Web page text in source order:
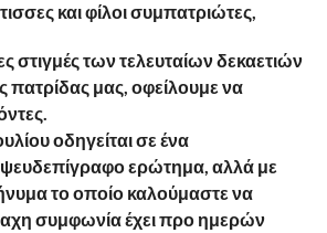
και φίλοι συμπατριώτες,
στιγμές των τελευταίων δεκαετιών
πατρίδας μας, οφείλουμε να
οδηγείται σε ένα
ερώτημα, αλλά με
το οποίο καλούμαστε να
συμφωνία έχει προ ημερών